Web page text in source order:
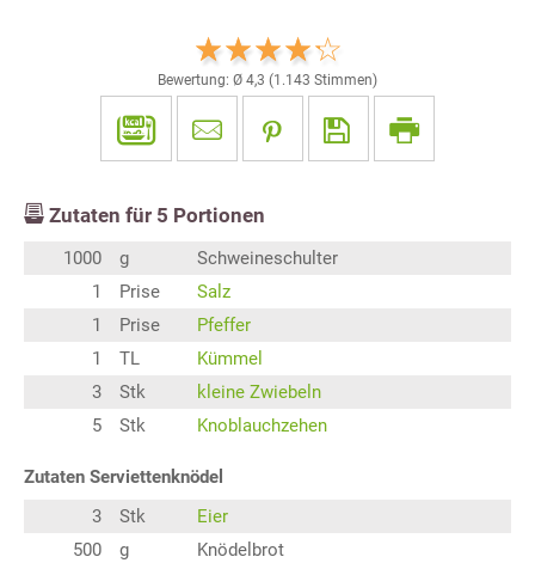
Bewertung: Ø 4,3 (1.143 Stimmen)
Zutaten für 5 Portionen
1000 g
Schweineschulter
1
Prise
Salz
1
Prise
Pfeffer
1
TL
Kümmel
3
Stk
kleine Zwiebeln
5
Stk Knoblauchzehen
Zutaten Serviettenknödel
3
Stk
Eier
500
g
Knödelbrot